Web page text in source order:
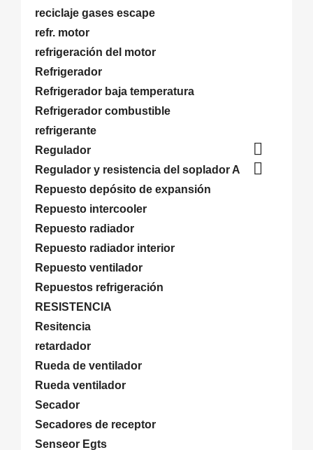
reciclaje gases escape
refr. motor
refrigeración del motor
Refrigerador
Refrigerador baja temperatura
Refrigerador combustible
refrigerante
Regulador

Regulador y resistencia del soplador A 
Repuesto depósito de expansión
Repuesto intercooler
Repuesto radiador
Repuesto radiador interior
Repuesto ventilador
Repuestos refrigeración
RESISTENCIA
Resitencia
retardador
Rueda de ventilador
Rueda ventilador
Secador
Secadores de receptor
Senseor Egts